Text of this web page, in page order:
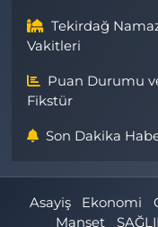
Tekirdağ
Vakitleri
Puan Durumu
Fikstür
Son Dakika
Asayiş Ekonomi
Manşet